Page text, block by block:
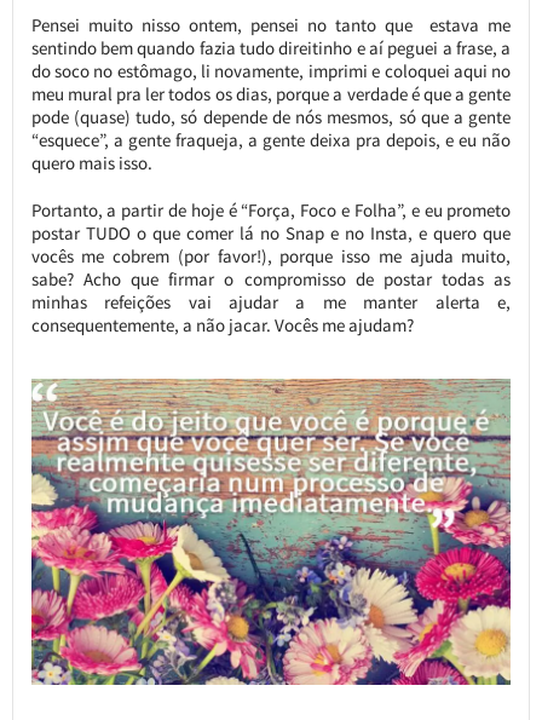
Pensei muito nisso ontem, pensei no tanto que estava me
sentindo bem quando fazia tudo direitinho e aí peguei a frase, a
do soco no estômago, li novamente, imprimi e coloquei aqui no
meu mural pra ler todos os dias, porque a verdade é que a gente
pode (quase) tudo, só depende de nós mesmos, só que a gente
“esquece”, a gente fraqueja, a gente deixa pra depois, e eu não
quero mais isso.
Portanto, a partir de hoje é “Força, Foco e Folha”, e eu prometo
postar TUDO o que comer lá no Snap e no Insta, e quero que
vocês me cobrem (por favor!), porque isso me ajuda muito,
sabe? Acho que firmar o compromisso de postar todas as
minhas refeições vai ajudar a me manter alerta e,
consequentemente, a não jacar. Vocês me ajudam?